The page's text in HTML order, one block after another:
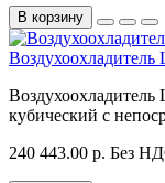
В корзину
кубический с
240 443.00 р. Без